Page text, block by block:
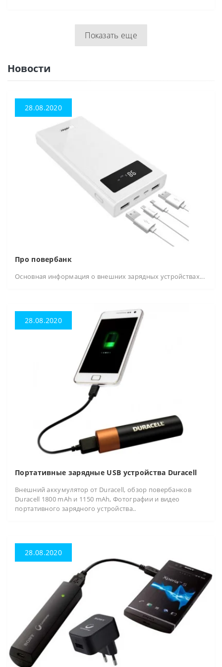
Показать еще
Новости
28.08.2020
Про повербанк
Основная информация о внешних зарядных устройствах...
28.08.2020
Портативные зарядные USB устройства Duracell
Внешний аккумулятор от Duracell, обзор повербанков
Duracell 1800 mAh и 1150 mAh, Фотографии и видео
портативного зарядного устройства..
28.08.2020